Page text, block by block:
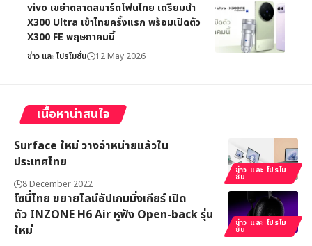
vivo เขย่าตลาดสมาร์ตโฟนไทย เตรียมนำ
X300 Ultra เข้าไทยครั้งแรก พร้อมเปิดตัว
X300 FE พฤษภาคมนี้
ข่าว และ โปรโมชั่น 12 May 2026
เนื้อหาน่าสนใจ
ข่าว และ โปรโม
ชั่น
Surface ใหม่ วางจำหน่ายแล้วใน
ประเทศไทย
8 December 2022
ข่าว และ โปรโม
ชั่น
โซนี่ไทย ขยายไลน์อัปเกมมิ่งเกียร์ เปิด
ตัว INZONE H6 Air หูฟัง Open-back รุ่น
ใหม่